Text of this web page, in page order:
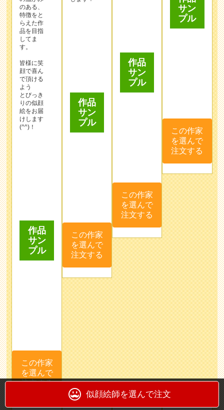
よう
とびっき
りの似顔
絵をお届
けします
(^^)！
作品
絵制作し
す！
くっき
り、はっ
yukko
しー
こ♪
ふんわり
暖かい"に
がおえ"描
きます^^*
いろいろ
な"想
い"を"に
がおえ"に
じゃ
にす
お部屋に
飾ってい
て可愛い
似顔絵”を
モットー
に、心を
描きしま
似顔絵師を選んで注文